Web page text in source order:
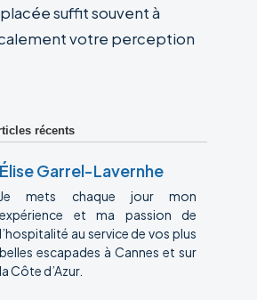
suffit souvent à
votre perception
récents
Élise Garrel-Lavernhe
Je mets chaque jour mon
expérience et ma passion de
l’hospitalité au service de vos plus
belles escapades à Cannes et sur
la Côte d’Azur.